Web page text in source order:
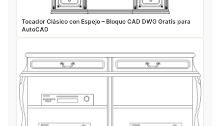
Tocador Clásico con Espejo – Bloque CAD DWG Gratis para
AutoCAD